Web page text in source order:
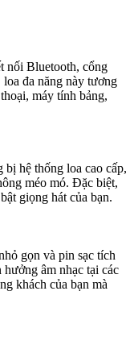
Bluetooth, cổng
đa năng này tương
máy tính bảng,
hệ thống loa cao cấp,
méo mó. Đặc biệt,
giọng hát của bạn.
gọn và pin sạc tích
âm nhạc tại các
khách của bạn mà